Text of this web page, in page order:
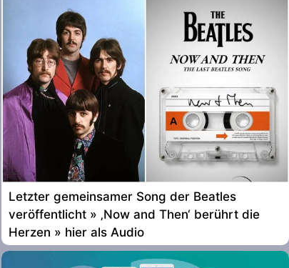
Letzter gemeinsamer Song der Beatles
veröffentlicht » ‚Now and Then‘ berührt die
Herzen » hier als Audio